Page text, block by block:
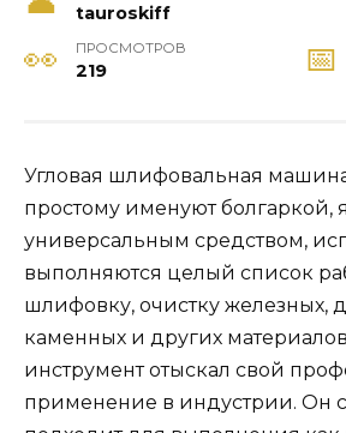
tauroskiff
ПРОСМОТРОВ
219
Угловая шлифовальная
простому именуют болгаркой,
универсальным средством,
выполняются целый список
шлифовку, очистку железных,
каменных и других
инструмент отыскал свой
применение в индустрии. Он